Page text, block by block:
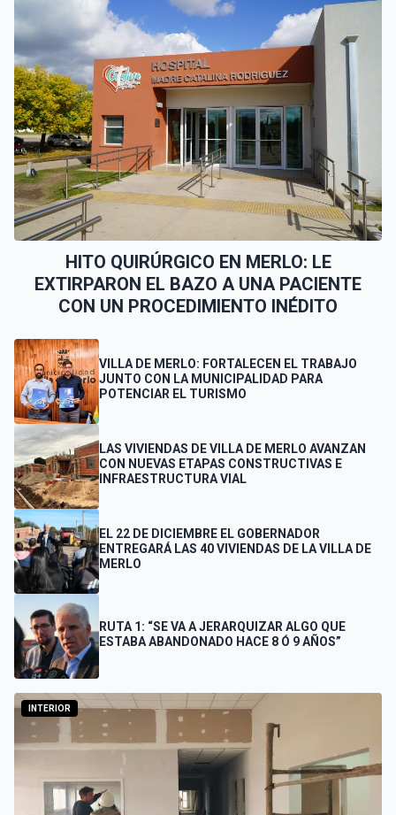
HITO QUIRÚRGICO EN MERLO: LE
EXTIRPARON EL BAZO A UNA PACIENTE
CON UN PROCEDIMIENTO INÉDITO
VILLA DE MERLO: FORTALECEN EL TRABAJO
JUNTO CON LA MUNICIPALIDAD PARA
POTENCIAR EL TURISMO
LAS VIVIENDAS DE VILLA DE MERLO AVANZAN
CON NUEVAS ETAPAS CONSTRUCTIVAS E
INFRAESTRUCTURA VIAL
EL 22 DE DICIEMBRE EL GOBERNADOR
ENTREGARÁ LAS 40 VIVIENDAS DE LA VILLA DE
MERLO
RUTA 1: “SE VA A JERARQUIZAR ALGO QUE
ESTABA ABANDONADO HACE 8 Ó 9 AÑOS”
INTERIOR